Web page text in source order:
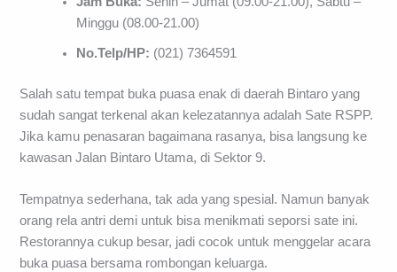
Minggu (08.00-21.00)
No.Telp/HP: (021) 7364591
Salah satu tempat buka puasa enak di daerah Bintaro yang
sudah sangat terkenal akan kelezatannya adalah Sate RSPP.
Jika kamu penasaran bagaimana rasanya, bisa langsung ke
kawasan Jalan Bintaro Utama, di Sektor 9.
Tempatnya sederhana, tak ada yang spesial. Namun banyak
orang rela antri demi untuk bisa menikmati seporsi sate ini.
Restorannya cukup besar, jadi cocok untuk menggelar acara
buka puasa bersama rombongan keluarga.